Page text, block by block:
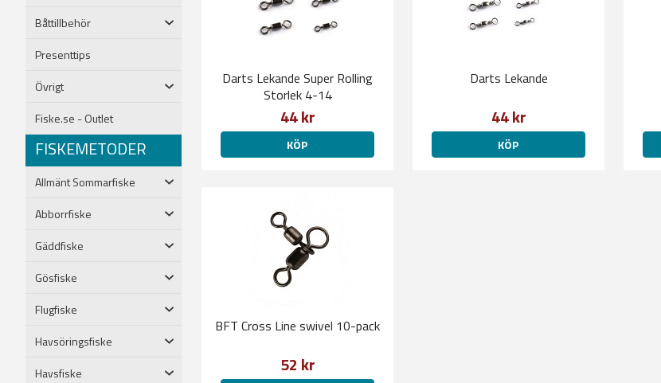
Båttillbehör
Presenttips
Övrigt
Fiske.se - Outlet
FISKEMETODER
Allmänt Sommarfiske
Abborrfiske
Gäddfiske
Gösfiske
Flugfiske
Havsöringsfiske
Havsfiske
Darts Lekande Super Rolling
Storlek 4-14
44 kr
KÖP
Darts Lekande
44 kr
KÖP
BFT Cross Line swivel 10-pack
52 kr